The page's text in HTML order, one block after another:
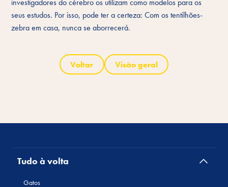
investigadores do cérebro os utilizam como modelos para os
seus estudos. Por isso, pode ter a certeza: Com os tentilhões-
zebra em casa, nunca se aborrecerá.
Voltar Visão geral
Tudo à volta
Gatos